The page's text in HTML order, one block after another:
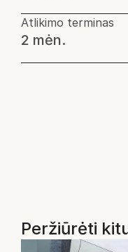
Atlikimo terminas
2 mėn.
Peržiūrėti